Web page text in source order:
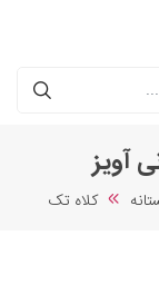
آویز
کلاه تک